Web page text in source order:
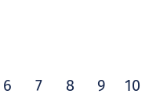
6 7 8 9 10